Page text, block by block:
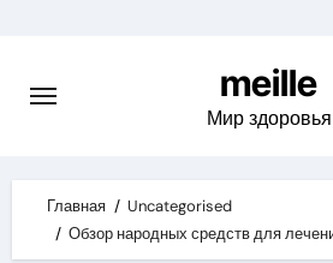
content
meille
Мир здоровья
Главная
Uncategorised
Обзор народных средств для